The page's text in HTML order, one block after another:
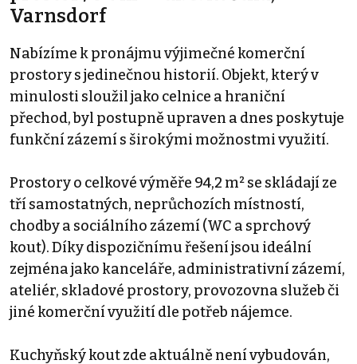
Varnsdorf
Nabízíme k pronájmu výjimečné komerční
prostory s jedinečnou historií. Objekt, který v
minulosti sloužil jako celnice a hraniční
přechod, byl postupně upraven a dnes poskytuje
funkční zázemí s širokými možnostmi využití.
Prostory o celkové výměře 94,2 m² se skládají ze
tří samostatných, neprůchozích místností,
chodby a sociálního zázemí (WC a sprchový
kout). Díky dispozičnímu řešení jsou ideální
zejména jako kanceláře, administrativní zázemí,
ateliér, skladové prostory, provozovna služeb či
jiné komerční využití dle potřeb nájemce.
Kuchyňský kout zde aktuálně není vybudován,